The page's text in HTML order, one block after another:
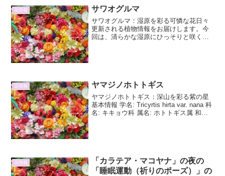
と個性をもたらし、まるでインテリアの
一部のようにリビングを...
花情報 サワオグルマ
サワオグルマ：湿原を彩る可憐な花日々
更新される植物情報をお届けします。今
回は、清らかな湿原にひっそりと咲く、
花情報 ヤマジノホトトギス
ヤマジノホトトギス：深山を彩る紫の星
基本情報 学名: Tricyrtis hirta var. nana 科
名: キキョウ科 属名: ホトトギス属 和名:
花情報
「カラテア・マコヤナ」の夜の
「睡眠運動（祈りのポーズ）」の